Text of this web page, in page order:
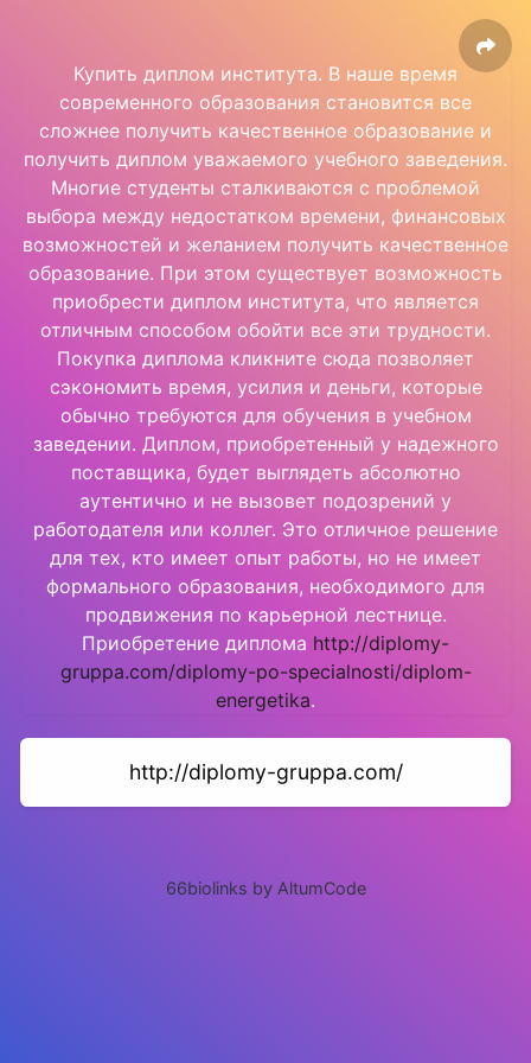
Купить диплом института. В наше время
современного образования становится все
сложнее получить качественное образование и
получить диплом уважаемого учебного заведения.
Многие студенты сталкиваются с проблемой
выбора между недостатком времени, финансовых
возможностей и желанием получить качественное
образование. При этом существует возможность
приобрести диплом института, что является
отличным способом обойти все эти трудности.
Покупка диплома кликните сюда позволяет
сэкономить время, усилия и деньги, которые
обычно требуются для обучения в учебном
заведении. Диплом, приобретенный у надежного
поставщика, будет выглядеть абсолютно
аутентично и не вызовет подозрений у
работодателя или коллег. Это отличное решение
для тех, кто имеет опыт работы, но не имеет
формального образования, необходимого для
продвижения по карьерной лестнице.
Приобретение диплома http://diplomy-
gruppa.com/diplomy-po-specialnosti/diplom-
energetika.
http://diplomy-gruppa.com/
66biolinks by AltumCode